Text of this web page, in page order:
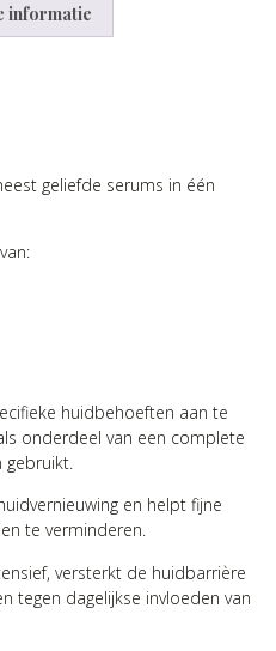
informatie
geliefde serums in één
huidbehoeften aan te
onderdeel van een complete
en helpt fijne
te verminderen.
versterkt de huidbarrière
tegen dagelijkse invloeden van